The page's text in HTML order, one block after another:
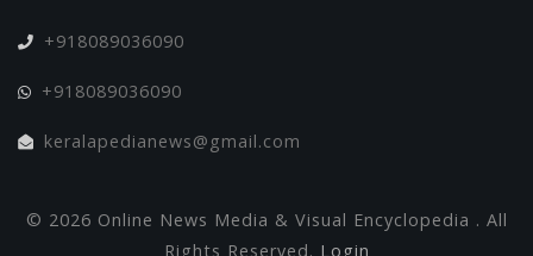
+918089036090
+918089036090
keralapedianews@gmail.com
© 2026 Online News Media & Visual Encyclopedia . All
Rights Reserved. Login